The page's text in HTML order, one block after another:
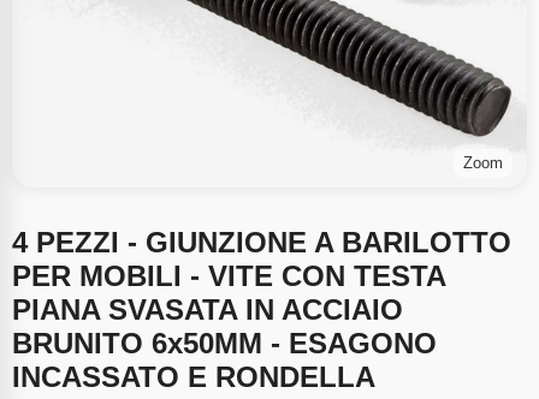
Zoom
4 PEZZI - GIUNZIONE A BARILOTTO
PER MOBILI - VITE CON TESTA
PIANA SVASATA IN ACCIAIO
BRUNITO 6x50MM - ESAGONO
INCASSATO E RONDELLA